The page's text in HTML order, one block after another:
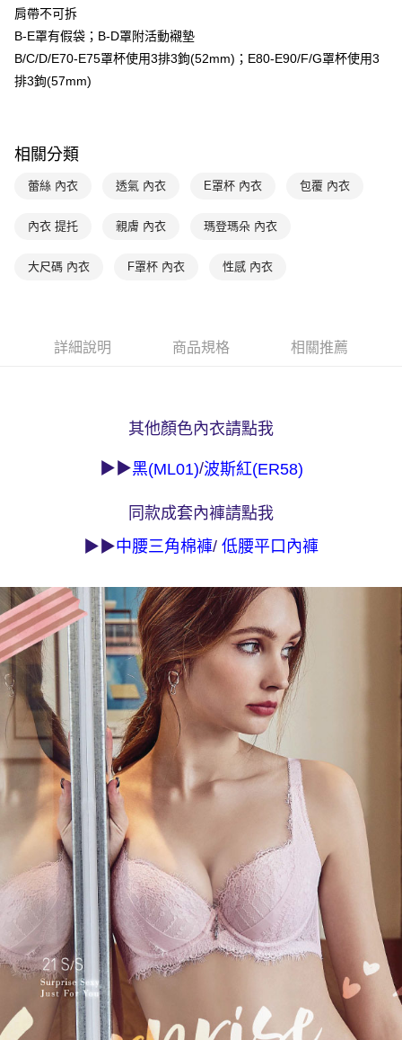
便利好安心！
１．簡單：不需註冊會員、不需綁卡、不需儲值。
２．便利：只要手機號碼，簡訊認證，即可結帳。
３．安心：先確認商品／服務後，再付款。
【「AFTEE先享後付」結帳流程】
３．收到繳費通知簡訊後14天內，點擊此簡訊中的連結，可透過四大超商／
※ 請注意：結帳手續完成當下不需立刻繳費，但若您需要取消訂單，請聯絡
後付繳納相關費用。
※ 交易是否成功請以「AFTEE先享後付 」之結帳頁面顯示為準，若有關於
客戶支援中心」
https://netprotections.freshdesk.com/support/home
權轉讓予恩沛科技股份有限公司。
時審查核予不同之上限額度；若仍有額度不足之情形，本公司將視審查結果
請求用戶進行身份認證。
恩沛科技股份有限公司將有權停止該用戶之使用額度並採取法律行動。
運送方式
全家取貨付款$888免運-以PackAge+配客嘉循環箱包裝寄出
每筆NT$90，滿NT$888(含以上)免運費
每筆NT$90，滿NT$888(含以上)免運費
萊爾富取貨付款
付款後萊爾富取貨
每筆NT$90，滿NT$1,000(含以上)免運費
付款後7-11取貨
每筆NT$90，滿NT$1,000(含以上)免運費
海外宅配 (訂單成立後，請主動於2天內與線上客服核對收
件資料，逾期未確認訂單將自動取消)
肩帶不可拆
B-E罩有假袋；B-D罩附活動襯墊
B/C/D/E70-E75罩杯使用3排3鉤(52mm)；E80-E90/F/G罩杯使用3
排3鉤(57mm)
相關分類
蕾絲 內衣 透氣 內衣 E罩杯 內衣 包覆 內衣
內衣 提托 親膚 內衣 瑪登瑪朵 內衣
大尺碼 內衣 F罩杯 內衣 性感 內衣
詳細說明 商品規格 相關推薦
其他顏色內衣請點我
▶▶黑(ML01)/波斯紅(ER58)
同款成套內褲請點我
▶▶中腰三角棉褲/ 低腰平口內褲